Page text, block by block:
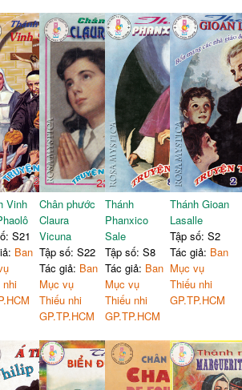
Vinh
S21
Ban
nhi
Chân phước
Claura
Vicuna
Tập số: S22
Tác giả: Ban
Mục vụ
Thiếu nhi
GP.TP.HCM
Thánh
Phanxico
Sale
Tập số: S8
Tác giả: Ban
Mục vụ
Thiếu nhi
GP.TP.HCM
Thánh Gioan
Lasalle
Tập số: S2
Tác giả: Ban
Mục vụ
Thiếu nhi
GP.TP.HCM